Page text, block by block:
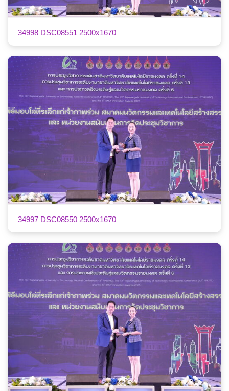
34998 DSC08551 2500x1670
34997 DSC08550 2500x1670